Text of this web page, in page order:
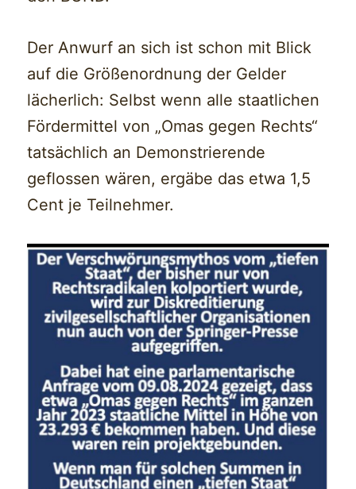
Der Anwurf an sich ist schon mit Blick
auf die Größenordnung der Gelder
lächerlich: Selbst wenn alle staatlichen
Fördermittel von „Omas gegen Rechts“
tatsächlich an Demonstrierende
geflossen wären, ergäbe das etwa 1,5
Cent je Teilnehmer.